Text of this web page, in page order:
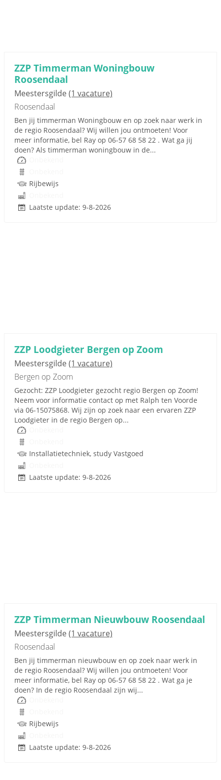
ZZP Timmerman Woningbouw
Roosendaal
Meestersgilde(1 vacature)
Roosendaal
Ben jij timmerman Woningbouw en op zoek naar werk in
de regio Roosendaal? Wij willen jou ontmoeten! Voor
meer informatie, bel Ray op 06-57 68 58 22 . Wat ga jij
doen? Als timmerman woningbouw in de...
Rijbewijs
Laatste update: 9-8-2026
ZZP Loodgieter Bergen op Zoom
Meestersgilde(1 vacature)
Bergen op Zoom
Gezocht: ZZP Loodgieter gezocht regio Bergen op Zoom!
Neem voor informatie contact op met Ralph ten Voorde
via 06-15075868. Wij zijn op zoek naar een ervaren ZZP
Loodgieter in de regio Bergen op...
Installatietechniek, study Vastgoed
Laatste update: 9-8-2026
ZZP Timmerman Nieuwbouw Roosendaal
Meestersgilde(1 vacature)
Roosendaal
Ben jij timmerman nieuwbouw en op zoek naar werk in
de regio Roosendaal? Wij willen jou ontmoeten! Voor
meer informatie, bel Ray op 06-57 68 58 22 . Wat ga je
doen? In de regio Roosendaal zijn wij...
Rijbewijs
Laatste update: 9-8-2026